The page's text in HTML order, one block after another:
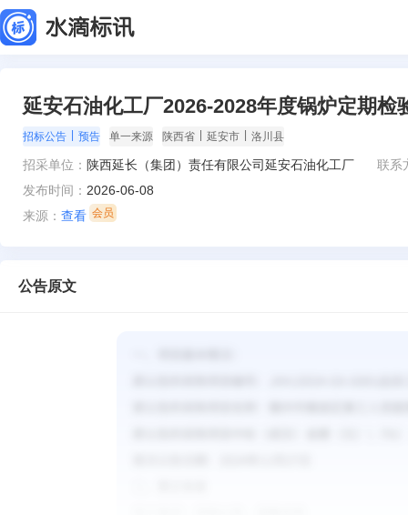
延安石油化工厂2026-2028年度锅炉定期检
招标公告 预告 单一来源 陕西省 延安市 洛川县
招采单位： 陕西延长（集团）责任有限公司延安石油化工厂
联系
发布时间： 2026-06-08
来源： 查看
公告原文